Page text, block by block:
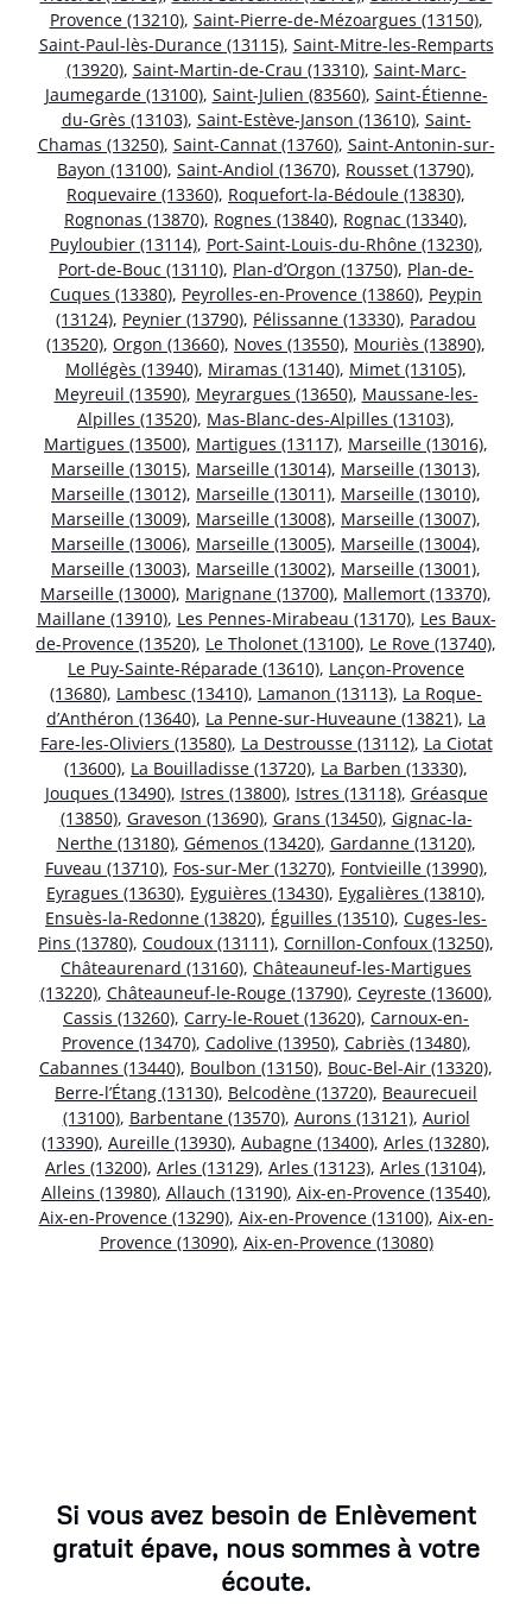
Provence (13210), Saint-Pierre-de-Mézoargues (13150),
Saint-Paul-lès-Durance (13115), Saint-Mitre-les-Remparts
(13920), Saint-Martin-de-Crau (13310), Saint-Marc-
Jaumegarde (13100), Saint-Julien (83560), Saint-Étienne-
du-Grès (13103), Saint-Estève-Janson (13610), Saint-
Chamas (13250), Saint-Cannat (13760), Saint-Antonin-sur-
Bayon (13100), Saint-Andiol (13670), Rousset (13790),
Roquevaire (13360), Roquefort-la-Bédoule (13830),
Rognonas (13870), Rognes (13840), Rognac (13340),
Puyloubier (13114), Port-Saint-Louis-du-Rhône (13230),
Port-de-Bouc (13110), Plan-d’Orgon (13750), Plan-de-
Cuques (13380), Peyrolles-en-Provence (13860), Peypin
(13124), Peynier (13790), Pélissanne (13330), Paradou
(13520), Orgon (13660), Noves (13550), Mouriès (13890),
Mollégès (13940), Miramas (13140), Mimet (13105),
Meyreuil (13590), Meyrargues (13650), Maussane-les-
Alpilles (13520), Mas-Blanc-des-Alpilles (13103),
Martigues (13500), Martigues (13117), Marseille (13016),
Marseille (13015), Marseille (13014), Marseille (13013),
Marseille (13012), Marseille (13011), Marseille (13010),
Marseille (13009), Marseille (13008), Marseille (13007),
Marseille (13006), Marseille (13005), Marseille (13004),
Marseille (13003), Marseille (13002), Marseille (13001),
Marseille (13000), Marignane (13700), Mallemort (13370),
Maillane (13910), Les Pennes-Mirabeau (13170), Les Baux-
de-Provence (13520), Le Tholonet (13100), Le Rove (13740),
Le Puy-Sainte-Réparade (13610), Lançon-Provence
(13680), Lambesc (13410), Lamanon (13113), La Roque-
d’Anthéron (13640), La Penne-sur-Huveaune (13821), La
Fare-les-Oliviers (13580), La Destrousse (13112), La Ciotat
(13600), La Bouilladisse (13720), La Barben (13330),
Jouques (13490), Istres (13800), Istres (13118), Gréasque
(13850), Graveson (13690), Grans (13450), Gignac-la-
Nerthe (13180), Gémenos (13420), Gardanne (13120),
Fuveau (13710), Fos-sur-Mer (13270), Fontvieille (13990),
Eyragues (13630), Eyguières (13430), Eygalières (13810),
Ensuès-la-Redonne (13820), Éguilles (13510), Cuges-les-
Pins (13780), Coudoux (13111), Cornillon-Confoux (13250),
Châteaurenard (13160), Châteauneuf-les-Martigues
(13220), Châteauneuf-le-Rouge (13790), Ceyreste (13600),
Cassis (13260), Carry-le-Rouet (13620), Carnoux-en-
Provence (13470), Cadolive (13950), Cabriès (13480),
Cabannes (13440), Boulbon (13150), Bouc-Bel-Air (13320),
Berre-l’Étang (13130), Belcodène (13720), Beaurecueil
(13100), Barbentane (13570), Aurons (13121), Auriol
(13390), Aureille (13930), Aubagne (13400), Arles (13280),
Arles (13200), Arles (13129), Arles (13123), Arles (13104),
Alleins (13980), Allauch (13190), Aix-en-Provence (13540),
Aix-en-Provence (13290), Aix-en-Provence (13100), Aix-en-
Provence (13090), Aix-en-Provence (13080)
Si vous avez besoin de Enlèvement
gratuit épave, nous sommes à votre
écoute.